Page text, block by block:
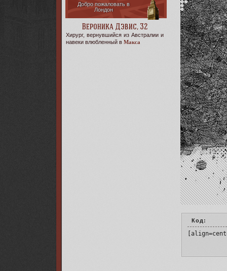
Добро пожаловать в
Лондон
Вероника Дэвис, 32
Хирург, вернувшийся из Австралии и
навеки влюбленный в Макса
Код: